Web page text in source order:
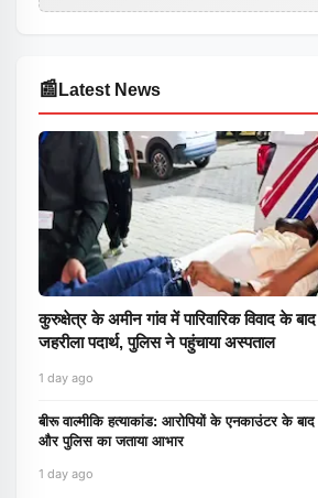
📰 Latest News
कुरुक्षेत्र के अमीन गांव में पारिवारिक विवाद के
जहरीला पदार्थ, पुलिस ने पहुंचाया अस्पताल
1 day ago
बीरू वाल्मीकि हत्याकांड: आरोपियों के एनकाउंटर के
और पुलिस का जताया आभार
1 day ago